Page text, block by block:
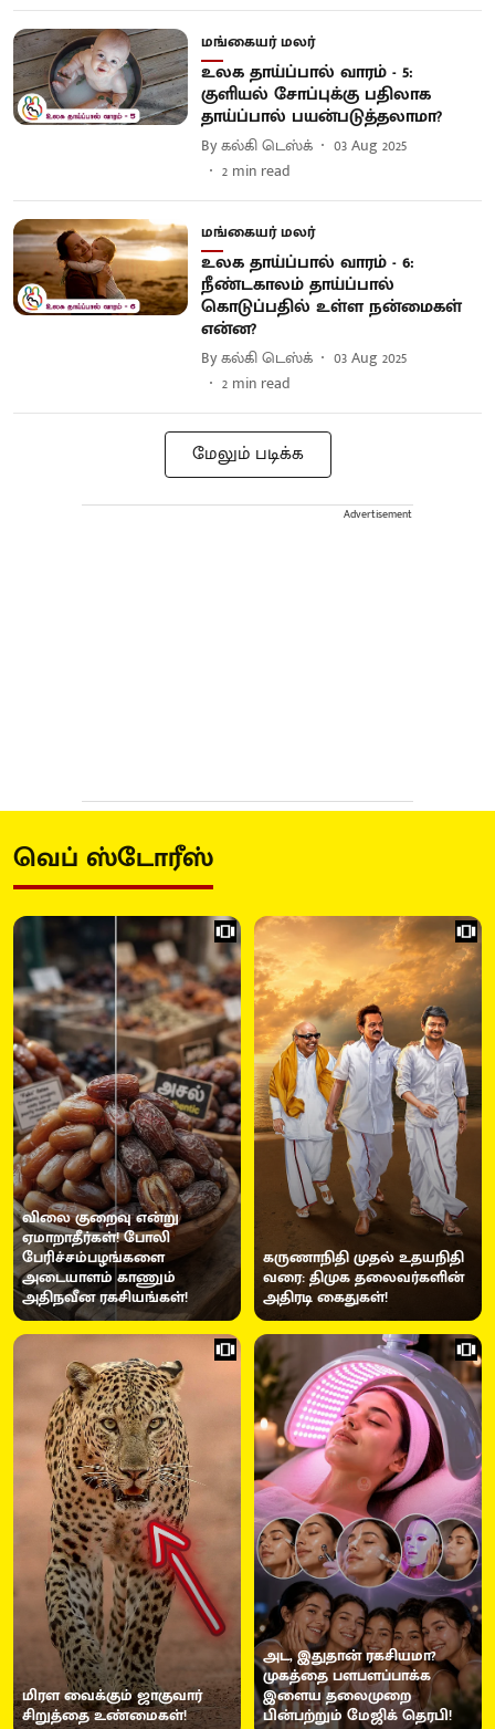
மங்கையர் மலர்
உலக தாய்ப்பால் வாரம் - 5:
குளியல் சோப்புக்கு பதிலாக
தாய்ப்பால் பயன்படுத்தலாமா?
Byகல்கி டெஸ்க்
03 Aug 2025
2 min read
மங்கையர் மலர்
உலக தாய்ப்பால் வாரம் - 6:
நீண்டகாலம் தாய்ப்பால்
கொடுப்பதில் உள்ள நன்மைகள்
என்ன?
Byகல்கி டெஸ்க்
03 Aug 2025
2 min read
மேலும் படிக்க
Advertisement
வெப் ஸ்டோரீஸ்
விலை குறைவு என்று
ஏமாறாதீர்கள்! போலி
பேரிச்சம்பழங்களை
அடையாளம் காணும்
அதிநவீன ரகசியங்கள்!
கருணாநிதி முதல் உதயநிதி
வரை: திமுக தலைவர்களின்
அதிரடி கைதுகள்!
மிரள வைக்கும் ஜாகுவார்
சிறுத்தை உண்மைகள்!
அட, இதுதான் ரகசியமா?
முகத்தை பளபளப்பாக்க
இளைய தலைமுறை
பின்பற்றும் மேஜிக் தெரபி!